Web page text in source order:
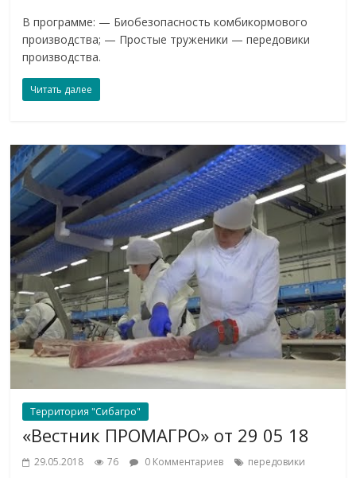
В программе: — Биобезопасность комбикормового
производства; — Простые труженики — передовики
производства.
Читать далее
Территория "Сибагро"
«Вестник ПРОМАГРО» от 29 05 18
29.05.2018 76 0 Комментариев передовики